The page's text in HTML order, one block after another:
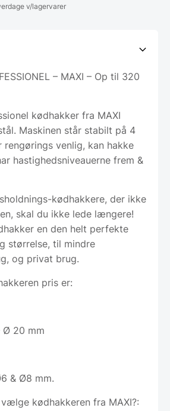
v/lagervarer
– MAXI – Op til 320
kødhakker fra MAXI
Maskinen står stabilt på 4
rengørings venlig, kan hakke
hastighedsniveauerne frem &
kødhakkere, der ikke
skal du ikke lede længere!
en den helt perfekte
størrelse, til mindre
og privat brug.
pris er:
Ø 20 mm
& Ø8 mm.
kødhakkeren fra MAXI?: